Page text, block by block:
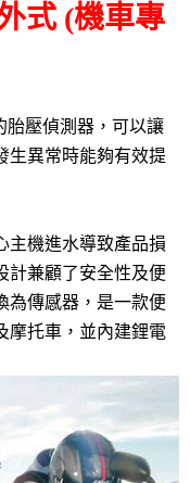
式(機車專
胎壓偵測器，可以讓
生異常時能夠有效提
主機進水導致產品損
計兼顧了安全性及便
為傳感器，是一款便
摩托車，並內建鋰電